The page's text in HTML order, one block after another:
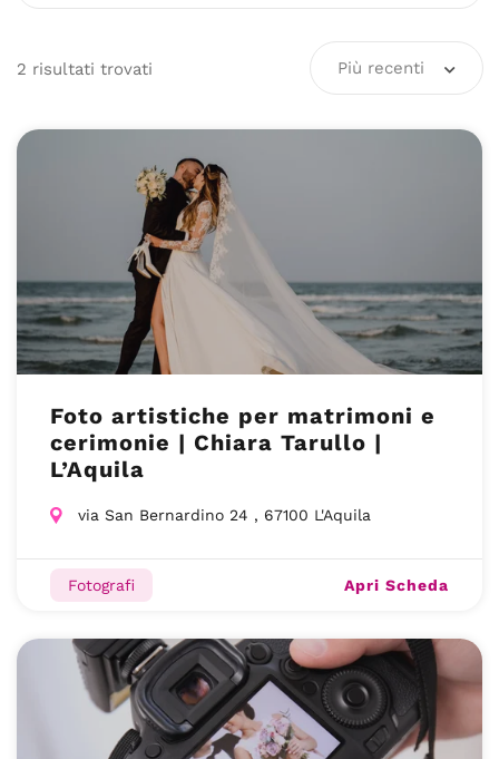
2 risultati trovati Più recenti
Foto artistiche per matrimoni e
cerimonie | Chiara Tarullo |
L’Aquila
via San Bernardino 24 , 67100 L'Aquila
Fotografi Apri Scheda